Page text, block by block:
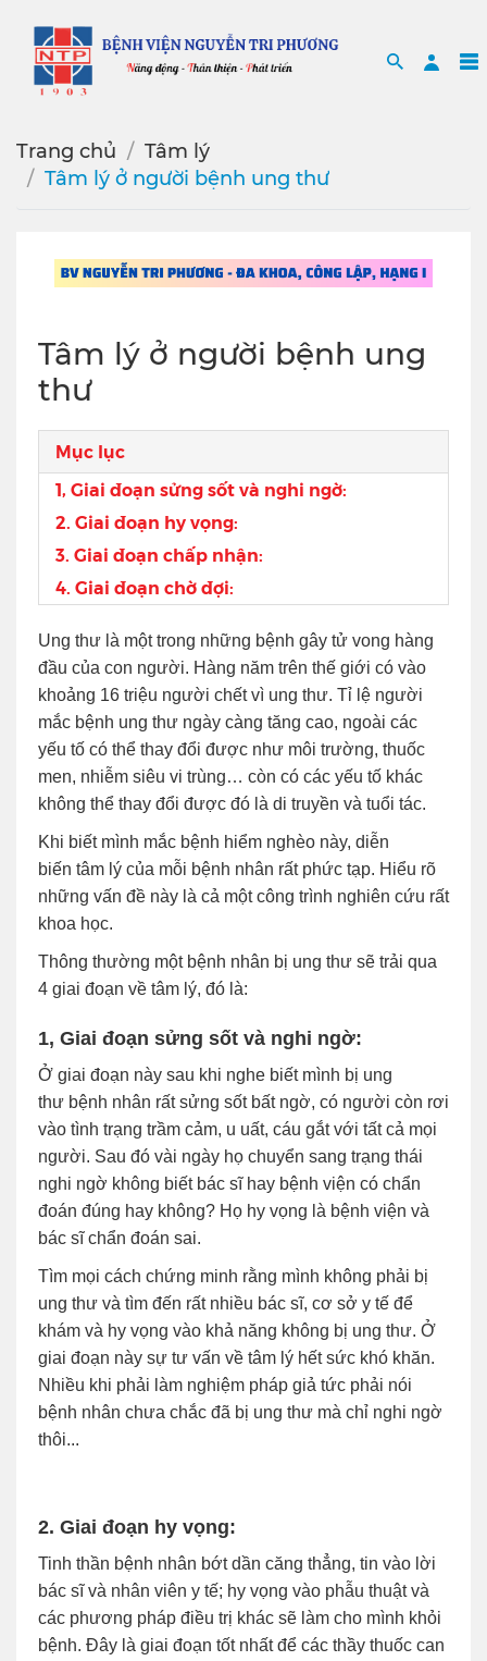
Search
Trang chủ
Tâm lý
Tâm lý ở người bệnh ung thư
Tâm lý ở người bệnh ung
thư
Mục lục
1, Giai đoạn sửng sốt và nghi ngờ:
2. Giai đoạn hy vọng:
3. Giai đoạn chấp nhận:
4. Giai đoạn chờ đợi:
Ung thư là một trong những bệnh gây tử vong hàng
đầu của con người. Hàng năm trên thế giới có vào
khoảng 16 triệu người chết vì ung thư. Tỉ lệ người
mắc bệnh ung thư ngày càng tăng cao, ngoài các
yếu tố có thể thay đổi được như môi trường, thuốc
men, nhiễm siêu vi trùng… còn có các yếu tố khác
không thể thay đổi được đó là di truyền và tuổi tác.
Khi biết mình mắc bệnh hiểm nghèo này, diễn
biến tâm lý của mỗi bệnh nhân rất phức tạp. Hiểu rõ
những vấn đề này là cả một công trình nghiên cứu rất
khoa học.
Thông thường một bệnh nhân bị ung thư sẽ trải qua
4 giai đoạn về tâm lý, đó là:
1, Giai đoạn sửng sốt và nghi ngờ:
Ở giai đoạn này sau khi nghe biết mình bị ung
thư bệnh nhân rất sửng sốt bất ngờ, có người còn rơi
vào tình trạng trầm cảm, u uất, cáu gắt với tất cả mọi
người. Sau đó vài ngày họ chuyển sang trạng thái
nghi ngờ không biết bác sĩ hay bệnh viện có chẩn
đoán đúng hay không? Họ hy vọng là bệnh viện và
bác sĩ chẩn đoán sai.
Tìm mọi cách chứng minh rằng mình không phải bị
ung thư và tìm đến rất nhiều bác sĩ, cơ sở y tế để
khám và hy vọng vào khả năng không bị ung thư. Ở
giai đoạn này sự tư vấn về tâm lý hết sức khó khăn.
Nhiều khi phải làm nghiệm pháp giả tức phải nói
bệnh nhân chưa chắc đã bị ung thư mà chỉ nghi ngờ
thôi...
2. Giai đoạn hy vọng:
Tinh thần bệnh nhân bớt dần căng thẳng, tin vào lời
bác sĩ và nhân viên y tế; hy vọng vào phẫu thuật và
các phương pháp điều trị khác sẽ làm cho mình khỏi
bệnh. Đây là giai đoạn tốt nhất để các thầy thuốc can